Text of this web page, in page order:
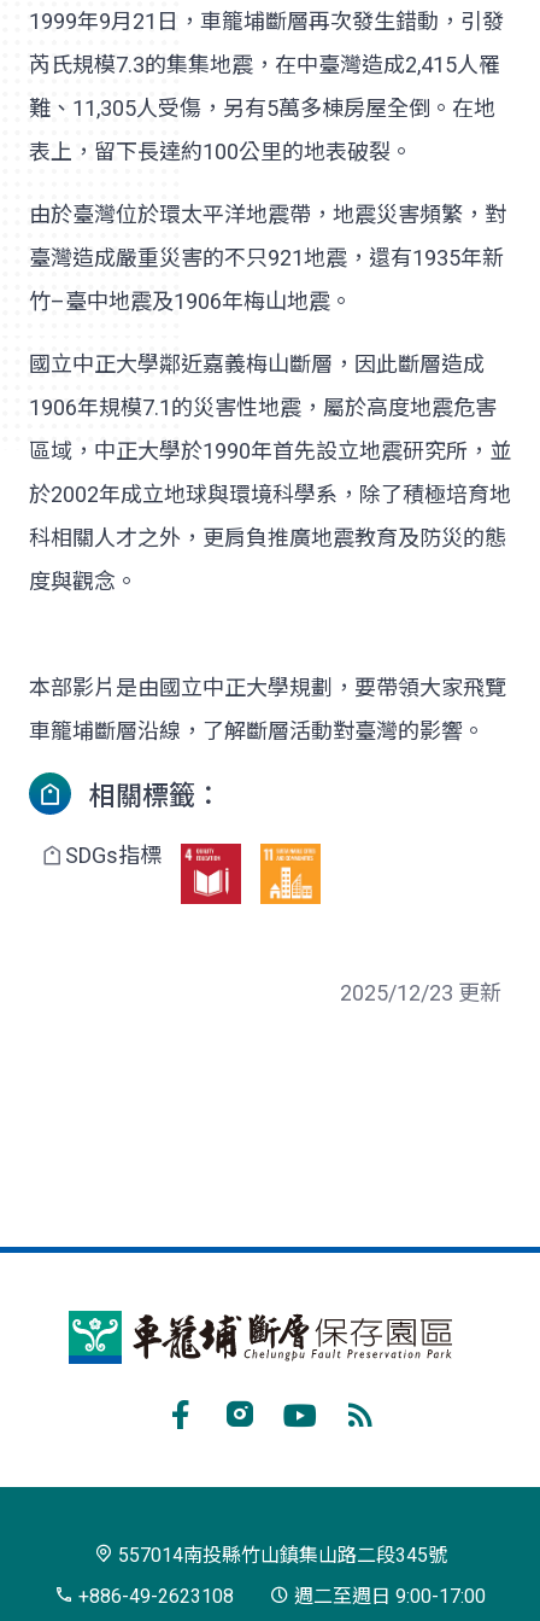
1999年9月21日，車籠埔斷層再次發生錯動，引發
芮氏規模7.3的集集地震，在中臺灣造成2,415人罹
難、11,305人受傷，另有5萬多棟房屋全倒。在地
表上，留下長達約100公里的地表破裂。
由於臺灣位於環太平洋地震帶，地震災害頻繁，對
臺灣造成嚴重災害的不只921地震，還有1935年新
竹–臺中地震及1906年梅山地震。
國立中正大學鄰近嘉義梅山斷層，因此斷層造成
1906年規模7.1的災害性地震，屬於高度地震危害
區域，中正大學於1990年首先設立地震研究所，並
於2002年成立地球與環境科學系，除了積極培育地
科相關人才之外，更肩負推廣地震教育及防災的態
度與觀念。
本部影片是由國立中正大學規劃，要帶領大家飛覽
車籠埔斷層沿線，了解斷層活動對臺灣的影響。
相關標籤：
SDGs指標
2025/12/23 更新
車
存
閱
557014南投縣竹山鎮集山路二段345號
+886-49-2623108
週二至週日 9:00-17:00